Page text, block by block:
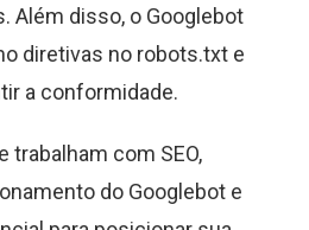
Além disso, o Googlebot
diretivas no robots.txt e
a conformidade.
trabalham com SEO,
do Googlebot e